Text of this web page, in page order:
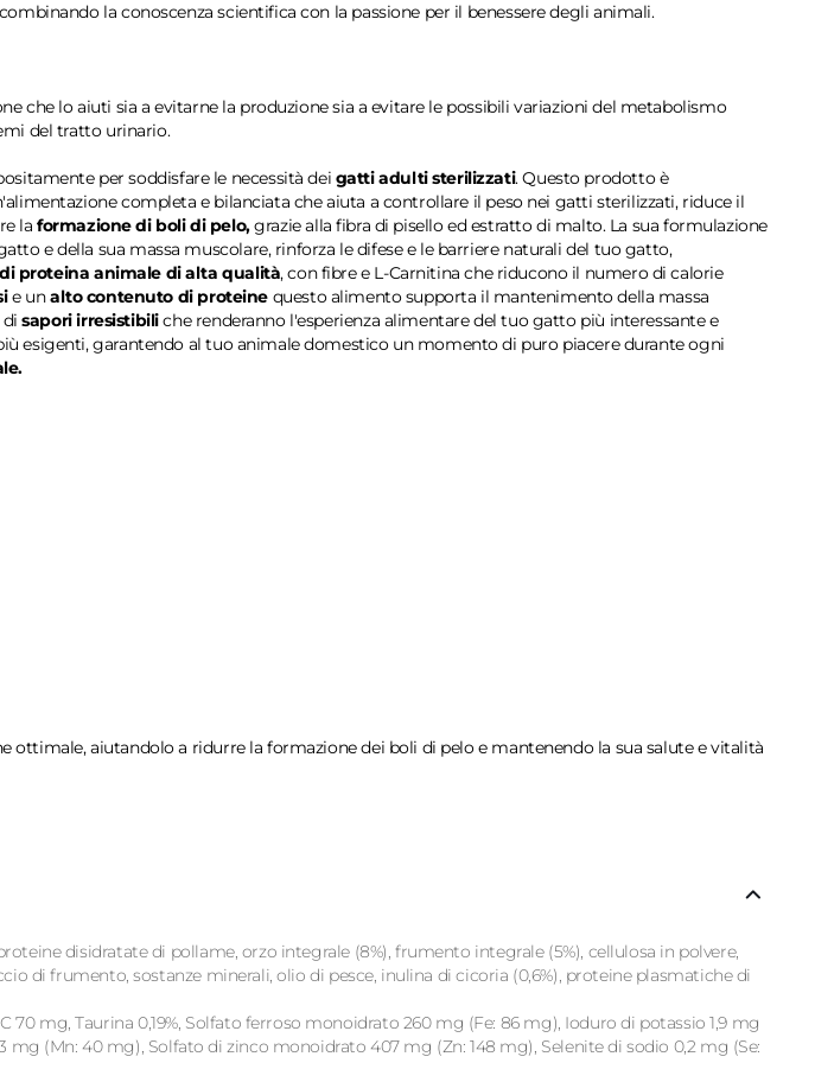
la conoscenza scientifica con la passione per il benessere degli animali.
che lo aiuti sia a evitarne la produzione sia a evitare le possibili variazioni del metabolismo
del tratto urinario.
per soddisfare le necessità dei gatti adulti sterilizzati. Questo prodotto è
completa e bilanciata che aiuta a controllare il peso nei gatti sterilizzati, riduce il
laformazione di boli di pelo,grazie alla fibra di pisello ed estratto di malto. La sua formulazione
e della sua massa muscolare, rinforza le difese e le barriere naturali del tuo gatto,
proteina animale di alta qualità, con fibre e L-Carnitina che riducono il numero di calorie
e unalto contenuto di proteine questo alimento supporta il mantenimento della massa
disaporiirresistibiliche renderanno l'esperienza alimentare del tuo gatto più interessante e
esigenti, garantendo al tuo animale domestico un momento di puro piacere durante ogni
ottimale, aiutandolo a ridurre la formazione dei boli di pelo e mantenendo la sua salute e vitalità
disidratate di pollame, orzo integrale (8%), frumento integrale (5%), cellulosa in polvere,
di frumento, sostanze minerali, olio di pesce, inulina di cicoria (0,6%), proteine plasmatiche di
mg, Taurina 0,19%, Solfato ferroso monoidrato 260 mg (Fe: 86 mg), Ioduro di potassio 1,9 mg
(Mn: 40 mg), Solfato di zinco monoidrato 407 mg (Zn: 148 mg), Selenite di sodio 0,2 mg (Se: